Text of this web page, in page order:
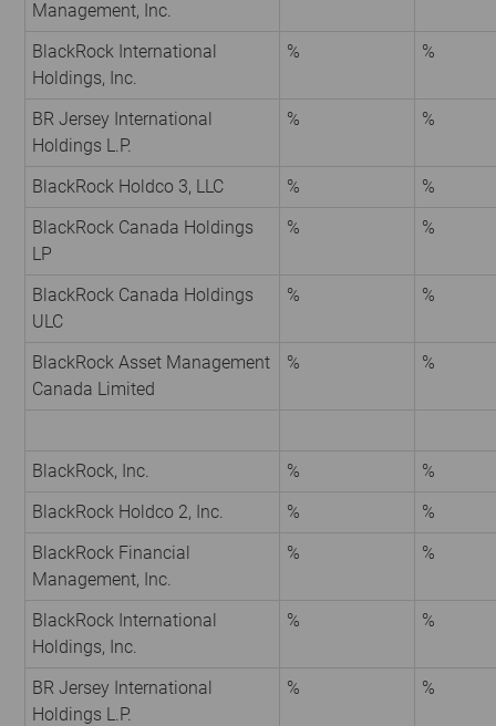
Management, Inc.
BlackRock International
Holdings, Inc.
% %
BR Jersey International
Holdings L.P.
% %
BlackRock Holdco 3, LLC %
%
BlackRock Canada Holdings
LP
% %
BlackRock Canada Holdings
ULC
% %
BlackRock Asset Management
Canada Limited
% %
BlackRock, Inc. %
%
BlackRock Holdco 2, Inc.
%
%
BlackRock Financial
Management, Inc.
% %
BlackRock International
Holdings, Inc.
% %
BR Jersey International
Holdings L.P.
% %